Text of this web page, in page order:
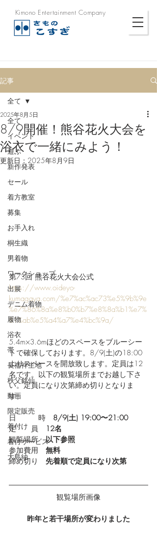
Kimono Entertainment Company
記事
全て
イベント
遊ぶ
新作発表
セール
着方教室
募集
お手入れ
桐生織
男着物
ワークショップ
出展
デニム着物
履物
浴衣
帯
長襦袢生地
秩父銘仙
動画
限定販売
着付け
着付サービス
大島紬
全て
8/9開催！熊谷花火大会を
浴衣で一緒にみよう！
2025年8月5日
更新日： 2025年8月9日
第73回 熊谷花火大会公式
https://www.oideyo-
kumagaya.com/%e7%ac%ac73%e5%9b%9e
%e7%86%8a%e8%b0%b7%e8%8a%b1%e7%
81%ab%e5%a4%a7%e4%bc%9a/
5.4m×3.6mほどのスペースをブルーシー
トで確保しております。8/9(土)の18:00
よりスペースを開放致します。定員は12
名です。以下の観覧場所までお越し下さ
い。定員になり次第締め切りとなりま
す。
日         時 8/9(土) 19:00〜21:00
定　　員 12名
観覧場所 以下参照
参加費用 無料
締め切り
先着順で定員になり次第
観覧場所画像
昨年と若干場所が変わりました